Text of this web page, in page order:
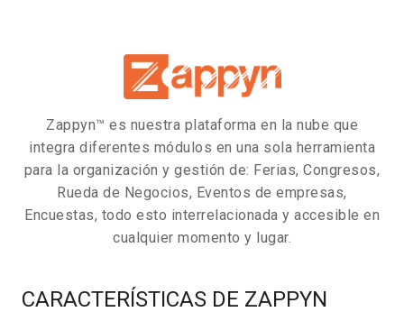
Zappyn™ es nuestra plataforma en la nube que
integra diferentes módulos en una sola herramienta
para la organización y gestión de: Ferias, Congresos,
Rueda de Negocios, Eventos de empresas,
Encuestas, todo esto interrelacionada y accesible en
cualquier momento y lugar.
CARACTERÍSTICAS DE ZAPPYN